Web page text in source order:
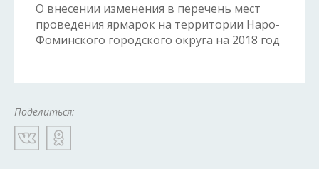
О внесении изменения в перечень мест
проведения ярмарок на территории Наро-
Фоминского городского округа на 2018 год
Поделиться: